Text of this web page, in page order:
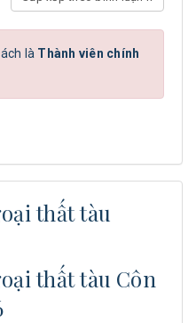
là Thành viên chính
thất tàu
thất tàu Côn